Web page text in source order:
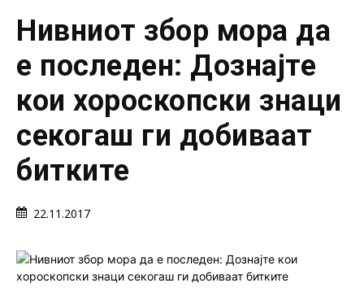
Нивниот збор мора да
е последен: Дознајте
кои хороскопски знаци
секогаш ги добиваат
битките
22.11.2017